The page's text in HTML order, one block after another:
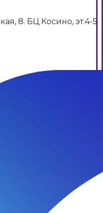
8. БЦ Косино, эт.4-5